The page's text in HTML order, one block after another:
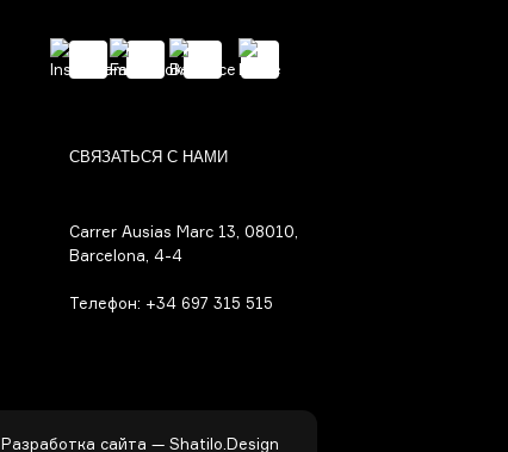
СВЯЗАТЬСЯ С НАМИ
Carrer Ausias Marc 13, 08010,
Barcelona, 4-4
Телефон: +34 697 315 515
Разработка сайта — Shatilo.Design